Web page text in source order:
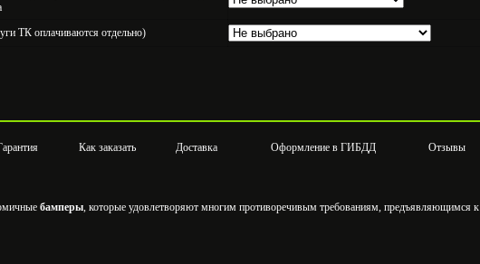
ТК оплачиваются отдельно)
Как заказать Доставка Оформление в ГИБДД Отзывы
бамперы, которые удовлетворяют многим противоречивым требованиям, предъявляющимся к